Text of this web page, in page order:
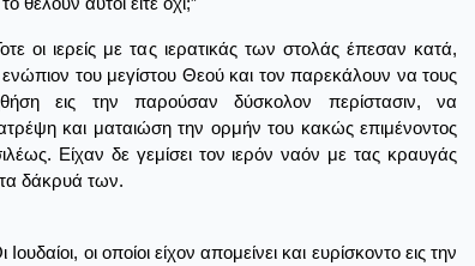
οι ιερείς με τας ιερατικάς των στολάς έπεσαν κατά,
του μεγίστου Θεού και τον παρεκάλουν να τους
εις την παρούσαν δύσκολον περίστασιν, να
και ματαιώση την ορμήν του κακώς επιμένοντος
Είχαν δε γεμίσει τον ιερόν ναόν με τας κραυγάς
τα δάκρυά των.
Ιουδαίοι, οι οποίοι είχον απομείνει και ευρίσκοντο εις την